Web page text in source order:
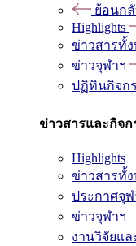
ย้อนก
Highlights
ข่าวสารทั้
ข่าวจุฬาฯ
ปฏิทินกิจก
ข่าวสารและกิจก
Highlights
ข่าวสารทั้
ประกาศจุ
ข่าวจุฬาฯ
งานวิจัยแ